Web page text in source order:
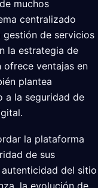
muchos
centralizado
de servicios
la estrategia de
ofrece ventajas en
plantea
a la seguridad de
la plataforma
de sus
del sitio